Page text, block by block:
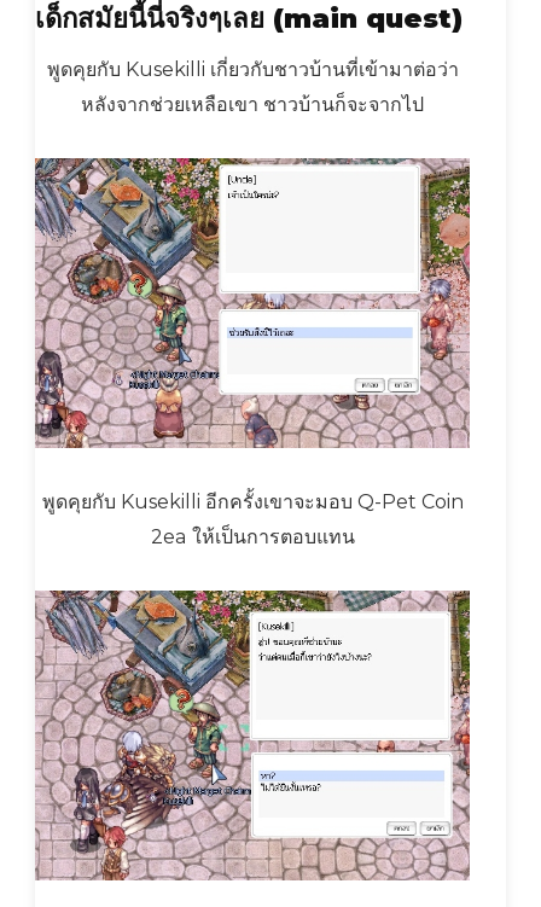
เด็กสมัยนี้นี่จริงๆเลย (main quest)
พูดคุยกับ Kusekilli เกี่ยวกับชาวบ้านที่เข้ามาต่อว่า
หลังจากช่วยเหลือเขา ชาวบ้านก็จะจากไป
พูดคุยกับ Kusekilli อีกครั้งเขาจะมอบ Q-Pet Coin
2ea ให้เป็นการตอบแทน